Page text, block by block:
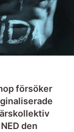
försöker
den